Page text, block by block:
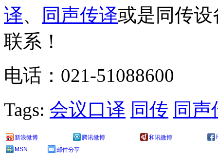
译、 同声传译或是同传
联系！
电话：021-51088600
Tags: 会议口译 同传 同声
新浪微博 腾讯微博 和讯微博
MSN
邮件分享